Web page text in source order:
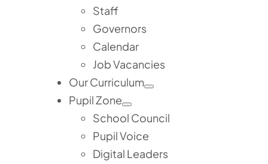
Staff
Governors
Calendar
Job Vacancies
Our Curriculum
Pupil Zone
School Council
Pupil Voice
Digital Leaders